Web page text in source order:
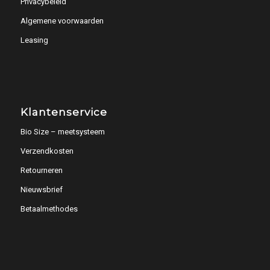
Algemene voorwaarden
Leasing
Klantenservice
Bio Size – meetsysteem
Verzendkosten
Retourneren
Nieuwsbrief
Betaalmethodes